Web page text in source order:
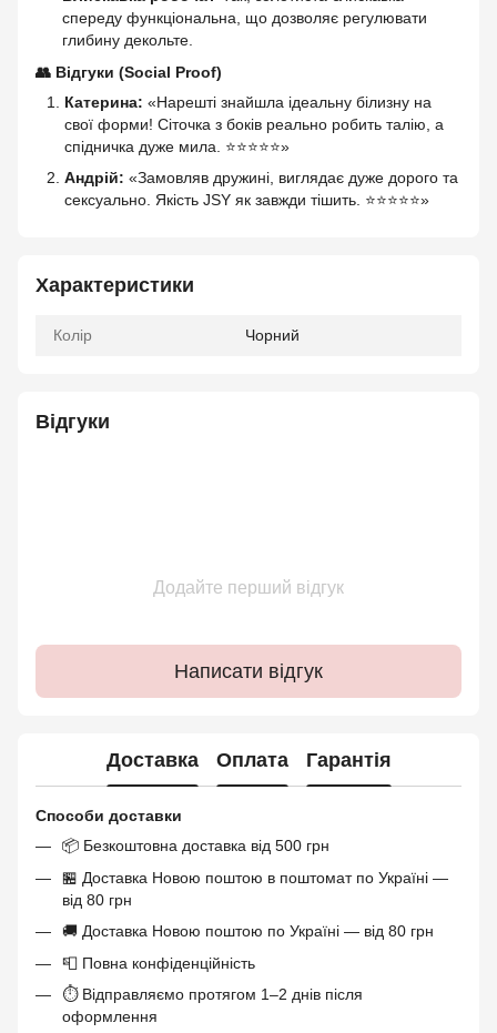
спереду функціональна, що дозволяє регулювати
глибину декольте.
👥 Відгуки (Social Proof)
Катерина: «Нарешті знайшла ідеальну білизну на
свої форми! Сіточка з боків реально робить талію, а
спідничка дуже мила. ⭐⭐⭐⭐⭐»
Андрій: «Замовляв дружині, виглядає дуже дорого та
сексуально. Якість JSY як завжди тішить. ⭐⭐⭐⭐⭐»
Характеристики
Колір Чорний
Відгуки
Додайте перший відгук
Написати відгук
Доставка Оплата Гарантія
Способи доставки
📦 Безкоштовна доставка від 500 грн
🏪 Доставка Новою поштою в поштомат по Україні —
від 80 грн
🚚 Доставка Новою поштою по Україні — від 80 грн
📮 Повна конфіденційність
⏱ Відправляємо протягом 1–2 днів після
оформлення